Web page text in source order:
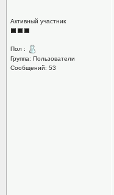
Активный участник
Пол :
Группа: Пользователи
Сообщений: 53